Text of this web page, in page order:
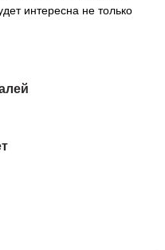
интересна не только